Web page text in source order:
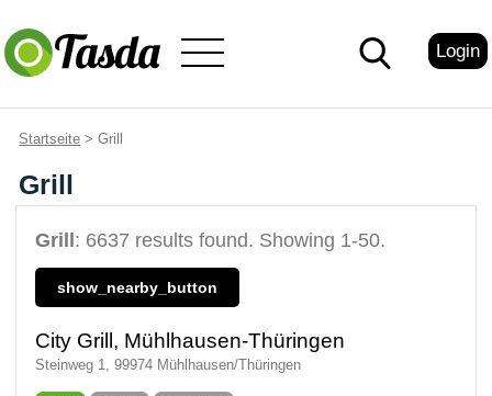
Login
Startseite > Grill
Grill
Grill : 6637 results found. Showing 1-50.
show_nearby_button
City Grill, Mühlhausen-Thüringen
Steinweg 1, 99974 Mühlhausen/Thüringen